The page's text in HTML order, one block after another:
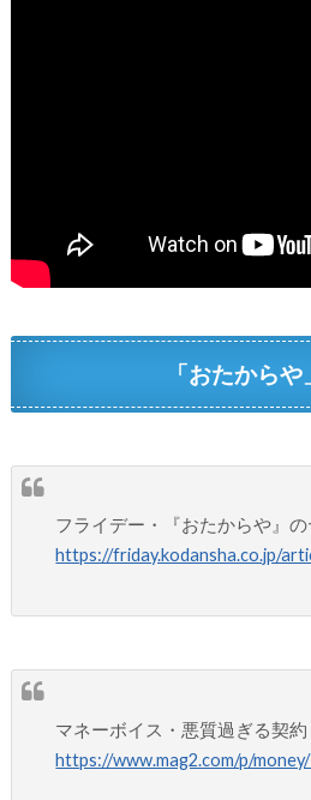
「おたから
フライデー・『おたからや』
https://friday.kodansha.co.jp/
マネーボイス・悪質過ぎる契約
https://www.mag2.com/p/